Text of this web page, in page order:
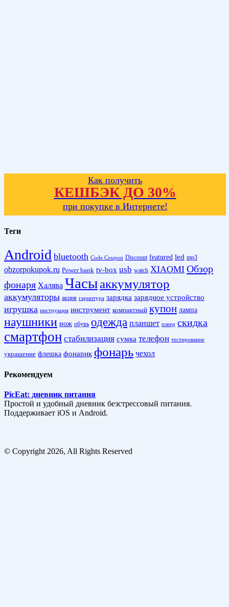
Как получить
КЕШБЭК ДО 30%
при покупке в Интернете!
Теги
Android bluetooth Code Coupon Discount featured led mp3
obzorpokupok.ru Power bank tv-box usb watch XIAOMI Обзор
фонаря Халява Часыаккумулятор
аккумуляторы акция гарнитура зарядка зарядное устройство
игрушка инструкция инструмент компактный купон лампа
наушники нож обувь одежда планшет плеер скидка
смартфон стабилизация сумка телефон тестирование
украшение флешка фонарик фонарь чехол
Рекомендуем
PicEat: дневник питания
Простой и удобный дневник безстрессовый питания.
Поддерживает iOS и Android.
© Copyright 2026, All Rights Reserved